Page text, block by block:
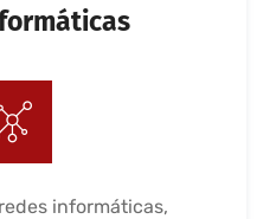
informáticas,